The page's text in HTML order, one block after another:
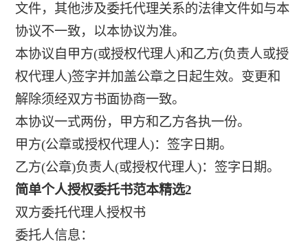
文件，其他涉及委托代理关系的法律文件如与本
协议不一致，以本协议为准。
本协议自甲方(或授权代理人)和乙方(负责人或授
权代理人)签字并加盖公章之日起生效。变更和
解除须经双方书面协商一致。
本协议一式两份，甲方和乙方各执一份。
甲方(公章或授权代理人)：签字日期。
乙方(公章)负责人(或授权代理人)：签字日期。
简单个人授权委托书范本精选2
双方委托代理人授权书
委托人信息：